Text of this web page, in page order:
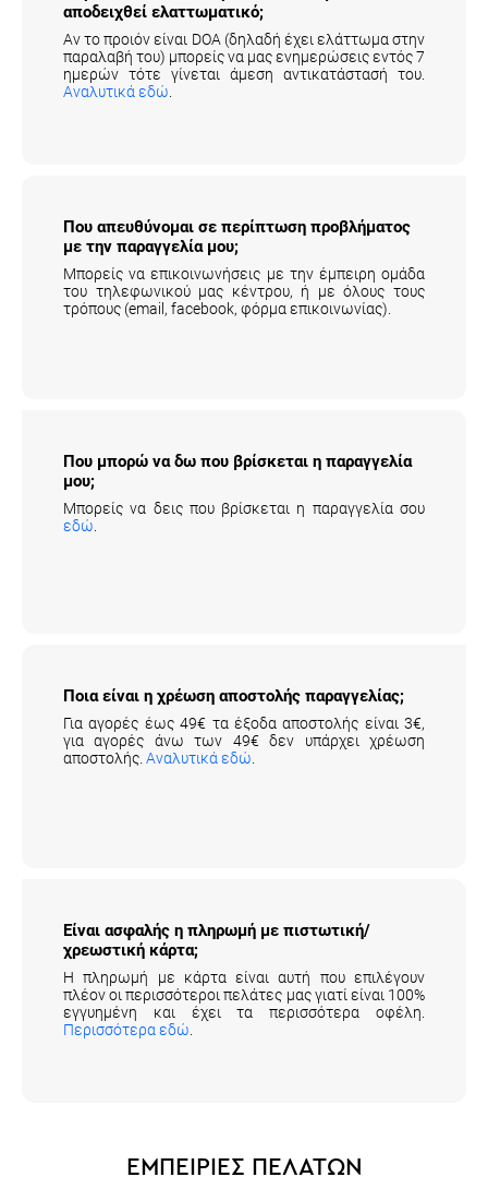
αποδειχθεί ελαττωματικό;
Αν το προιόν είναι DOA (δηλαδή έχει ελάττωμα στην
παραλαβή του) μπορείς να μας ενημερώσεις εντός 7
ημερών τότε γίνεται άμεση αντικατάστασή του.
Αναλυτικά εδώ
Που απευθύνομαι σε περίπτωση προβλήματος
με την παραγγελία μου;
Μπορείς να επικοινωνήσεις με την έμπειρη ομάδα
του τηλεφωνικού μας κέντρου, ή με όλους τους
τρόπους (email, facebook, φόρμα επικοινωνίας).
Που μπορώ να δω που βρίσκεται η παραγγελία
μου;
Μπορείς να δεις που βρίσκεται η παραγγελία σου
εδώ
Ποια είναι η χρέωση αποστολής παραγγελίας;
Για αγορές έως 49€ τα έξοδα αποστολής είναι 3€,
για αγορές άνω των 49€ δεν υπάρχει χρέωση
αποστολής. Αναλυτικά εδώ
Είναι ασφαλής η πληρωμή με πιστωτική/
χρεωστική κάρτα;
Η πληρωμή με κάρτα είναι αυτή που επιλέγουν
πλέον οι περισσότεροι πελάτες μας γιατί είναι 100%
εγγυημένη και έχει τα περισσότερα οφέλη.
Περισσότερα εδώ
ΕΜΠΕΙΡΙΕΣ ΠΕΛΑΤΩΝ